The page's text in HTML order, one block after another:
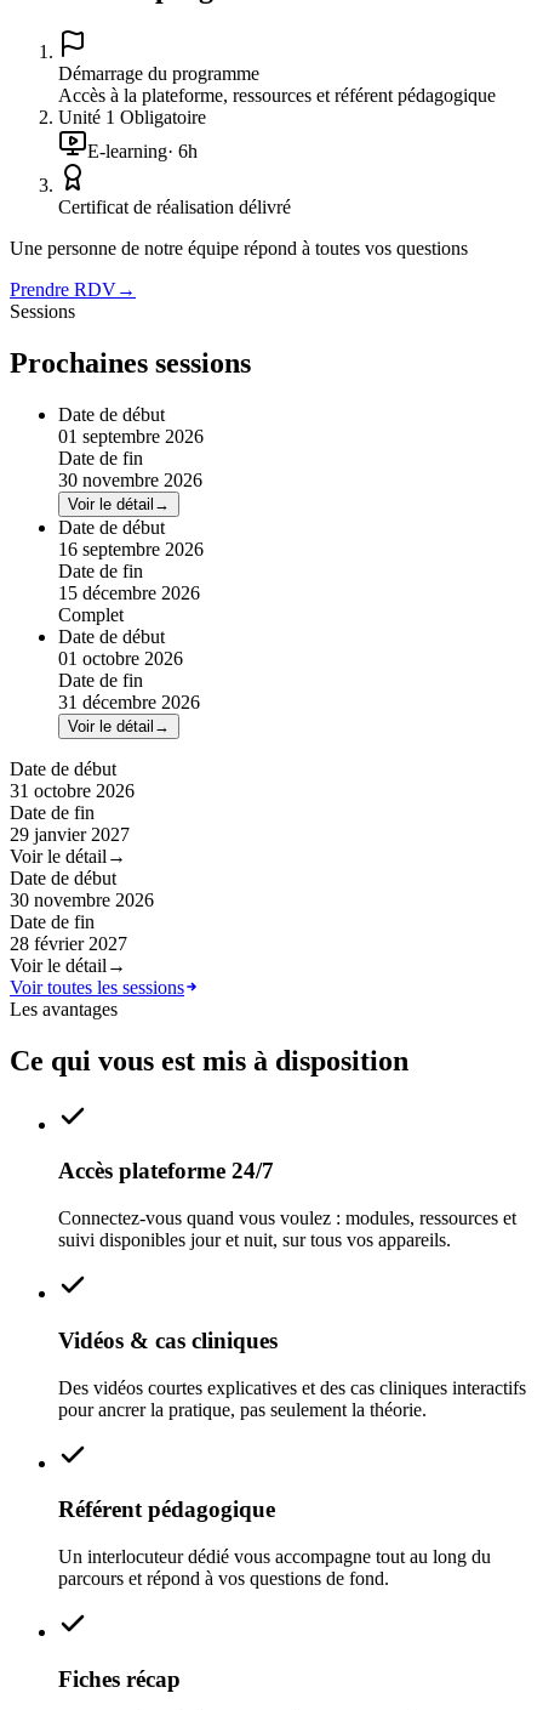
Démarrage du programme
Accès à la plateforme, ressources et référent pédagogique
Unité 1 Obligatoire
E-learning· 6h
Certificat de réalisation délivré
Une personne de notre équipe répond à toutes vos questions
Prendre RDV→
Sessions
Prochaines sessions
Date de début
01 septembre 2026
Date de fin
30 novembre 2026
Voir le détail →
Date de début
16 septembre 2026
Date de fin
15 décembre 2026
Complet
Date de début
01 octobre 2026
Date de fin
31 décembre 2026
Voir le détail →
Date de début
31 octobre 2026
Date de fin
29 janvier 2027
Voir le détail →
Date de début
30 novembre 2026
Date de fin
28 février 2027
Voir le détail →
Voir toutes les sessions
Les avantages
Ce qui vous est mis à disposition
Accès plateforme 24/7
Connectez-vous quand vous voulez : modules, ressources et
suivi disponibles jour et nuit, sur tous vos appareils.
Vidéos & cas cliniques
Des vidéos courtes explicatives et des cas cliniques interactifs
pour ancrer la pratique, pas seulement la théorie.
Référent pédagogique
Un interlocuteur dédié vous accompagne tout au long du
parcours et répond à vos questions de fond.
Fiches récap